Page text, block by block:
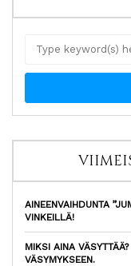
AINEENVAIHDUNTA
VINKEILLÄ!
MIKSI AINA
VÄSYMYKSEEN.